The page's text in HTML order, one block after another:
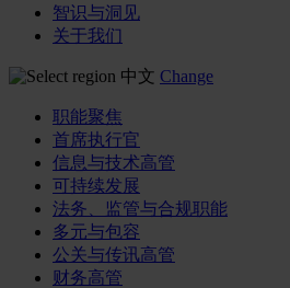
智识与洞见
关于我们
中文 Change
职能聚焦
首席执行官
信息与技术高管
可持续发展
法务、监管与合规职能
多元与包容
公关与传讯高管
财务高管